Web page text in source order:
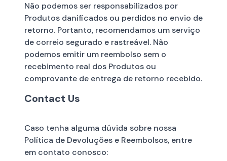
Não podemos ser responsabilizados por
Produtos danificados ou perdidos no envio de
retorno. Portanto, recomendamos um serviço
de correio segurado e rastreável. Não
podemos emitir um reembolso sem o
recebimento real dos Produtos ou
comprovante de entrega de retorno recebido.
Contact Us
Caso tenha alguma dúvida sobre nossa
Política de Devoluções e Reembolsos, entre
em contato conosco: